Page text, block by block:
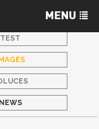
TEST
IMAGES
NEWS